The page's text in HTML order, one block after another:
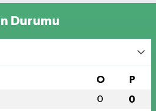
Durumu
O P
0 0